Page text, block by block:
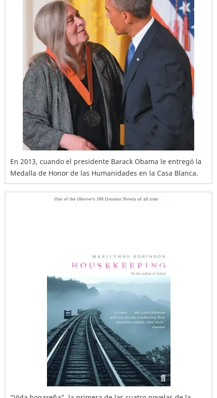
En 2013, cuando el presidente Barack Obama le entregó la
Medalla de Honor de las Humanidades en la Casa Blanca.